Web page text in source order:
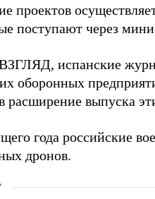
проектов
поступают через
ВЗГЛЯД, испанские
оборонных
расширение выпуска
года российские
дронов.